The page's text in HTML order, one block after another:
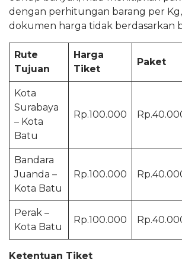
dengan perhitungan barang per
dokumen harga tidak berdasarkan
Rute
Tujuan
Harga
Tiket
Paket
Kota
Surabaya
– Kota
Batu
Rp.100.000
Bandara
Juanda –
Kota Batu
Rp.100.000
Perak –
Kota Batu
Rp.100.000
Ketentuan Tiket